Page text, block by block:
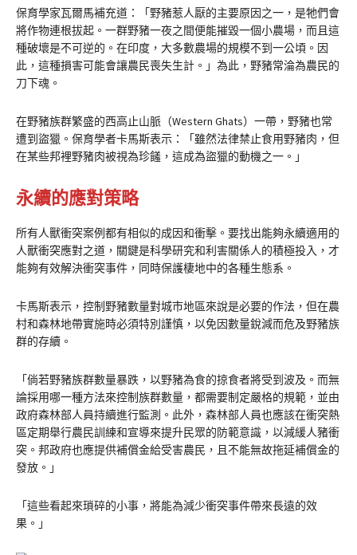
保育學家瓦爾馬補充道：「野豬惹人厭的主要原因之一，是牠們會
將作物連根拔起。一群野豬一夜之間便能摧毀一個小農場，而且這
種破壞是不可逆的。在印度，大多數農場的規模不到一公頃。因
此，這種損害可能會讓農民喪失生計。」為此，野豬常淪為農民的
刀下魂。
在野豬族群繁盛的西高止山脈（Western Ghats）一帶，野豬也常
遭到盜獵。保育學者卡馬斯表示：「雖然法律禁止食用野豬肉，但
在某些邦裡野豬肉被視為珍饈，這成為盜獵的動機之一。」
永續的應對策略
所有人獸衝突案例都有相似的成因和衝擊。要找出能夠永續適用的
人獸衝突應對之道，關鍵是科學研究和利害關係人的積極投入，才
能夠有效解決衝突事件，同時保護棲地中的各種生態系。
卡馬斯表示，控制野豬數量對城市地區來說是必要的作法，但在農
村和森林地帶實施時必須特別謹慎，以免因數量銳減而危及野豬族
群的存續。
「倘若野豬族群數量暴跌，以野豬為食的掠食者將受到波及。而無
論採用哪一種方法來控制族群數量，都需要制定嚴格的規範，並由
政府森林部人員持續進行監測。此外，森林部人員也應該在衝突熱
區定期舉行農民訓練和宣導來提升民眾的防範意識，以減緩人豬衝
突。邦政府也應提供補償金給受害農民，且不能無故拖延補償金的
發放。」
「這些看起來瑣碎的小事，將能為減少衝突事件帶來長遠的效
果。」